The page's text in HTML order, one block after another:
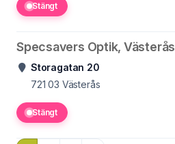
Stängt
Specsavers Optik, Västerås
Storagatan 20
721 03 Västerås
Stängt